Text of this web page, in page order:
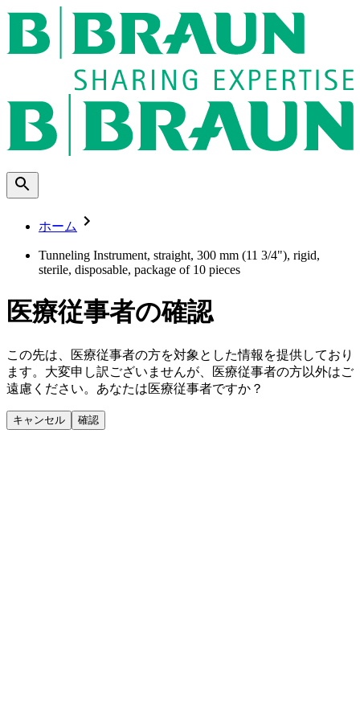
ホーム
Tunneling Instrument, straight, 300 mm (11 3/4"), rigid,
sterile, disposable, package of 10 pieces
医療従事者の確認
この先は、医療従事者の方を対象とした情報を提供しており
ます。大変申し訳ございませんが、医療従事者の方以外はご
遠慮ください。あなたは医療従事者ですか？
キャンセル 確認